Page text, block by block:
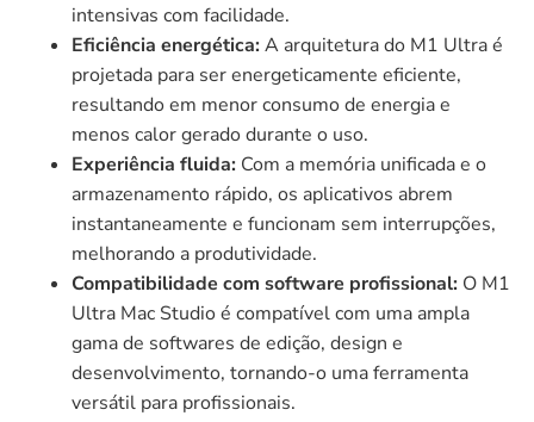
intensivas com facilidade.
Eficiência energética: A arquitetura do M1 Ultra é
projetada para ser energeticamente eficiente,
resultando em menor consumo de energia e
menos calor gerado durante o uso.
Experiência fluida: Com a memória unificada e o
armazenamento rápido, os aplicativos abrem
instantaneamente e funcionam sem interrupções,
melhorando a produtividade.
Compatibilidade com software profissional: O M1
Ultra Mac Studio é compatível com uma ampla
gama de softwares de edição, design e
desenvolvimento, tornando-o uma ferramenta
versátil para profissionais.